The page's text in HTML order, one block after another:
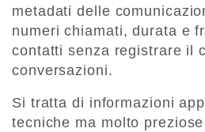
metadati delle
numeri chiamati, durata e
contatti senza registrare il
conversazioni.
Si tratta di informazioni
tecniche ma molto